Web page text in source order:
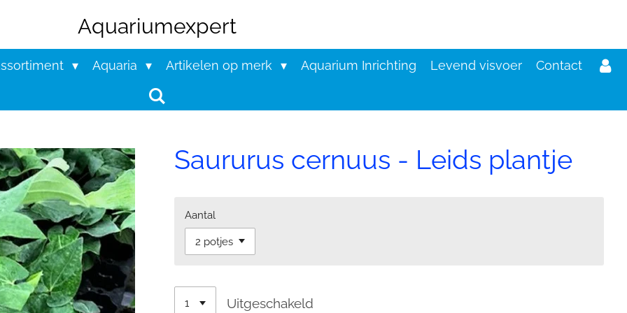
Aquariumexpert
Aquaria Artikelen op merk Aquarium Inrichting Levend visvoer Contact
Saururus cernuus - Leids plantje
Aantal
Uitgeschakeld